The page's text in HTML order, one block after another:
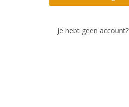
Je hebt geen account?